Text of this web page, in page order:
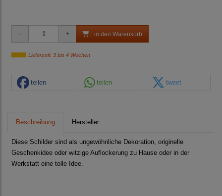
in den Warenkorb
Lieferzeit: 3 bis 4 Wochen
teilen teilen tweet
Beschreibung Hersteller
Diese Schilder sind als ungewöhnliche Dekoration, originelle
Geschenkidee oder witzige Auflockerung zu Hause oder in der
Werkstatt eine tolle Idee.